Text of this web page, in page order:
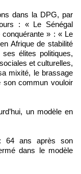
dans la DPG, par
: « Le Sénégal
conquérante » : « Le
Afrique de stabilité
élites politiques,
et culturelles,
mixité, le brassage
commun vouloir
un modèle en
64 ans après son
dans le modèle